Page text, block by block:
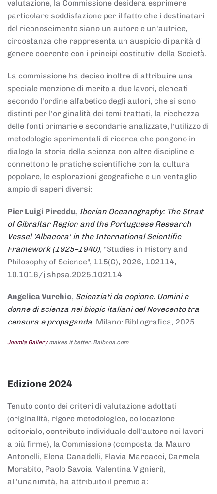
valutazione, la Commissione desidera esprimere
particolare soddisfazione per il fatto che i destinatari
del riconoscimento siano un autore e un'autrice,
circostanza che rappresenta un auspicio di parità di
genere coerente con i principi costitutivi della Società.
La commissione ha deciso inoltre di attribuire una
speciale menzione di merito a due lavori, elencati
secondo l'ordine alfabetico degli autori, che si sono
distinti per l'originalità dei temi trattati, la ricchezza
delle fonti primarie e secondarie analizzate, l'utilizzo di
metodologie sperimentali di ricerca che pongono in
dialogo la storia della scienza con altre discipline e
connettono le pratiche scientifiche con la cultura
popolare, le esplorazioni geografiche e un ventaglio
ampio di saperi diversi:
Pier Luigi Pireddu, Iberian Oceanography: The Strait
of Gibraltar Region and the Portuguese Research
Vessel 'Albacora' in the International Scientific
Framework (1925–1940), "Studies in History and
Philosophy of Science", 115(C), 2026, 102114,
10.1016/j.shpsa.2025.102114
Angelica Vurchio, Scienziati da copione. Uomini e
donne di scienza nei biopic italiani del Novecento tra
censura e propaganda, Milano: Bibliografica, 2025.
Joomla Gallerymakes it better. Balbooa.com
Edizione 2024
Tenuto conto dei criteri di valutazione adottati
(originalità, rigore metodologico, collocazione
editoriale, contributo individuale dell'autore nei lavori
a più firme), la Commissione (composta da Mauro
Antonelli, Elena Canadelli, Flavia Marcacci, Carmela
Morabito, Paolo Savoia, Valentina Vignieri),
all'unanimità, ha attribuito il premio a: